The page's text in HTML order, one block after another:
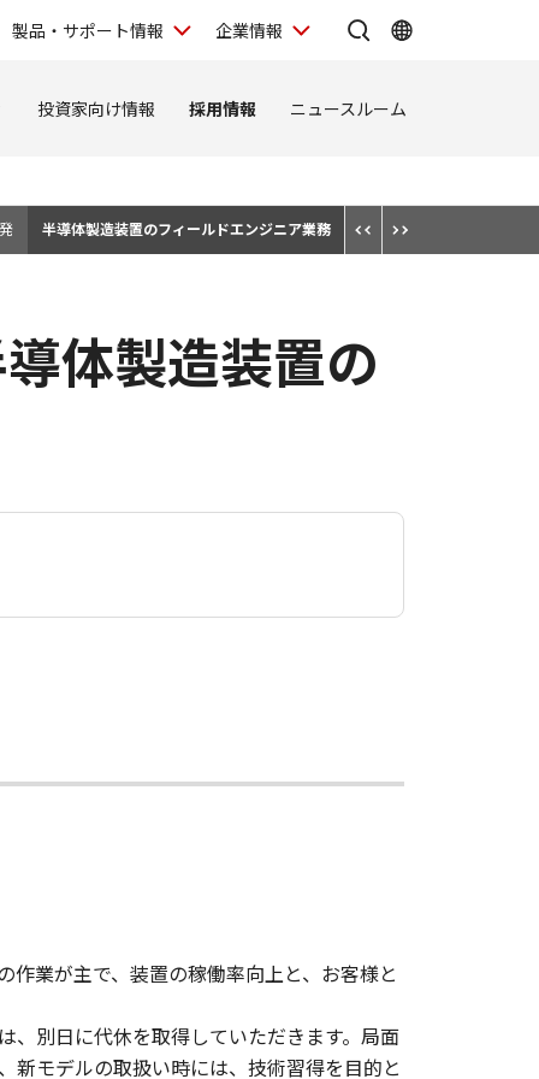
製品・サポート情報 企業情報
投資家向け情報 採用情報 ニュースルーム
半導体製造装置のフィールドエンジニア業務
体製造装置の
業が主で、装置の稼働率向上と、お客様と
、別日に代休を取得していただきます。局面
新モデルの取扱い時には、技術習得を目的と